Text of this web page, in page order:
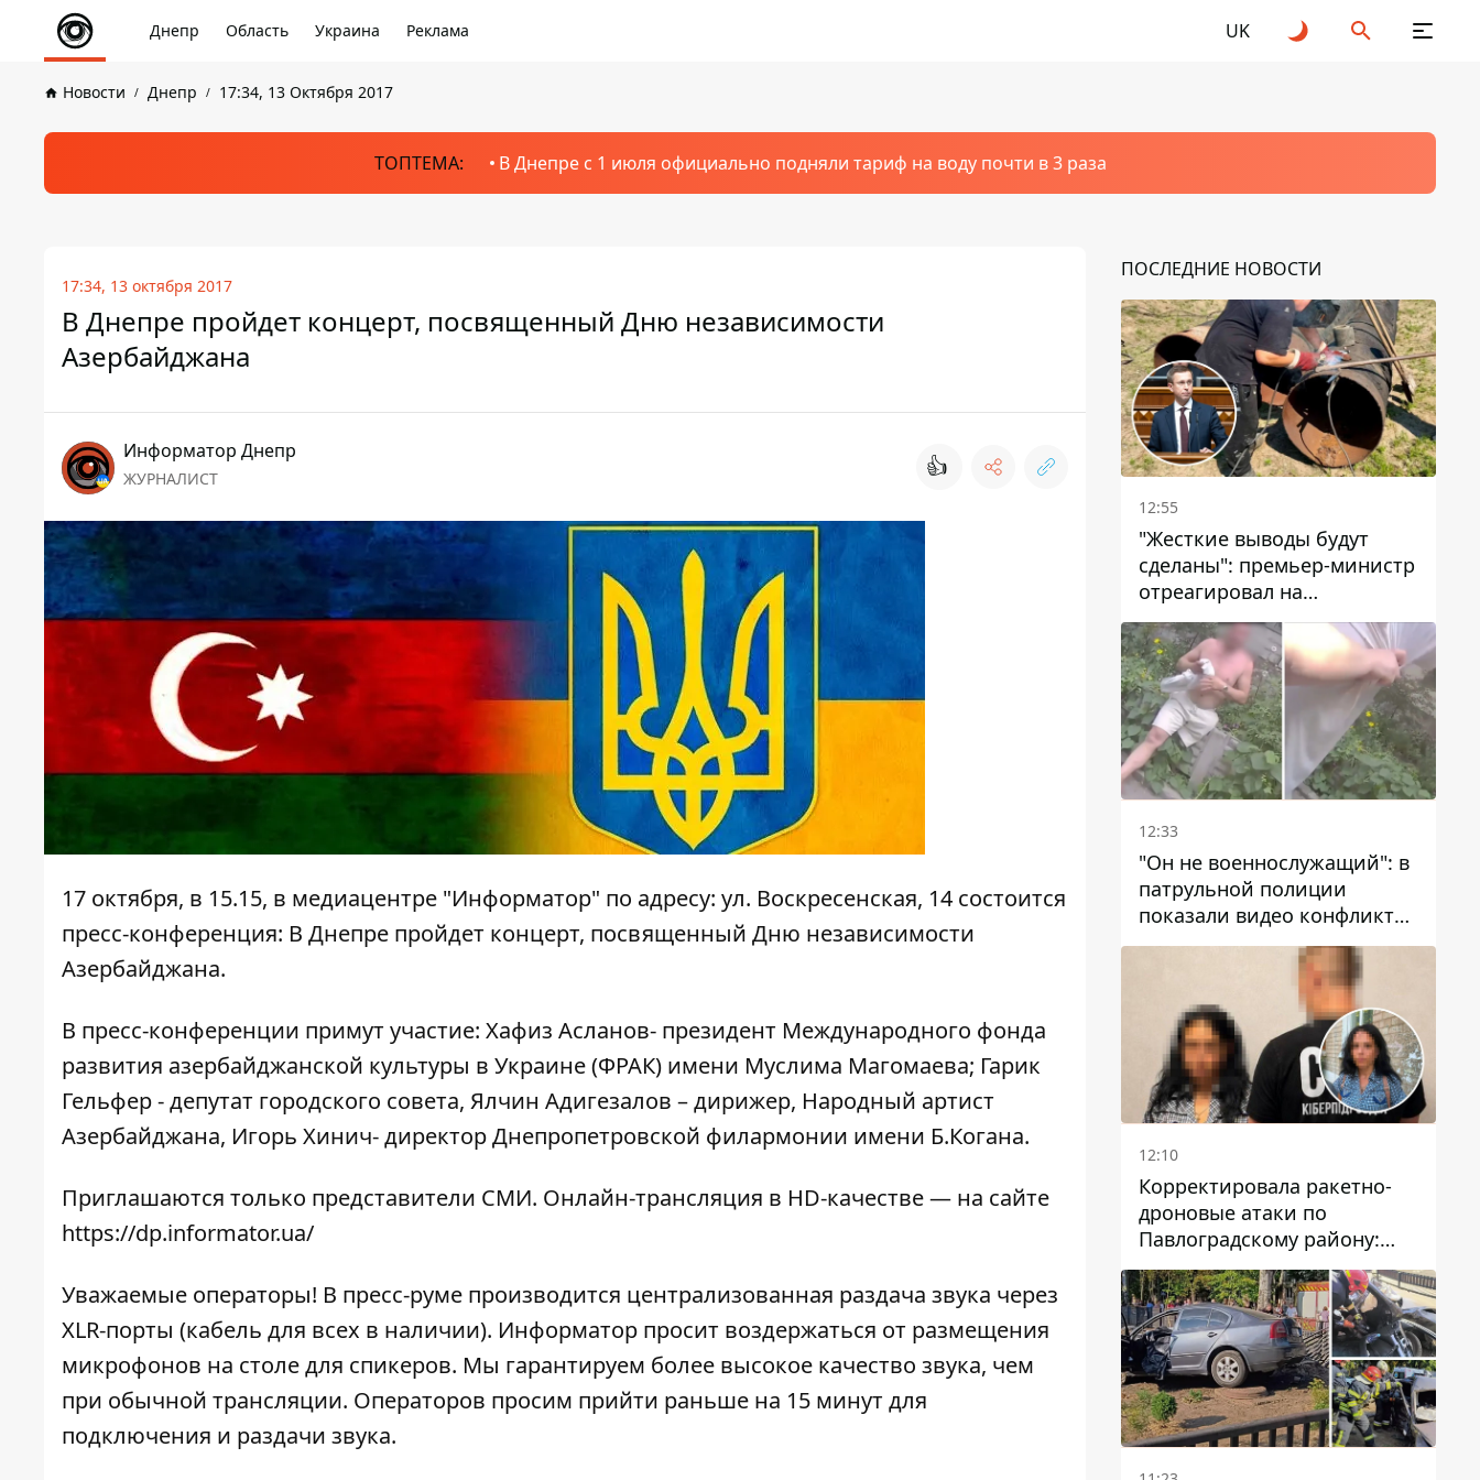
Днепр Область Украина Реклама UK
Новости Днепр 17:34, 13 Октября 2017
ТОПТЕМА: В Днепре с 1 июля официально подняли тариф на воду почти в 3 раза
17:34, 13 октября 2017
В Днепре пройдет концерт, посвященный Дню независимости
Азербайджана
Информатор Днепр
ЖУРНАЛИСТ 👍
17 октября, в 15.15, в медиацентре "Информатор" по адресу: ул. Воскресенская, 14 состоится
пресс-конференция: В Днепре пройдет концерт, посвященный Дню независимости
Азербайджана.
В пресс-конференции примут участие: Хафиз Асланов- президент Международного фонда
развития азербайджанской культуры в Украине (ФРАК) имени Муслима Магомаева; Гарик
Гельфер - депутат городского совета, Ялчин Адигезалов – дирижер, Народный артист
Азербайджана, Игорь Хинич- директор Днепропетровской филармонии имени Б.Когана.
Приглашаются только представители СМИ. Онлайн-трансляция в HD-качестве — на сайте
https://dp.informator.ua/
Уважаемые операторы! В пресс-руме производится централизованная раздача звука через
XLR-порты (кабель для всех в наличии). Информатор просит воздержаться от размещения
микрофонов на столе для спикеров. Мы гарантируем более высокое качество звука, чем
при обычной трансляции. Операторов просим прийти раньше на 15 минут для
подключения и раздачи звука.
ПОСЛЕДНИЕ НОВОСТИ
12:55
"Жесткие выводы будут
сделаны": премьер-министр
отреагировал на
несколькодневное
отсутствие воды в Марганце
12:33
"Он не военнослужащий": в
патрульной полиции
показали видео конфликта
с мужчиной без ноги на
проспекте Поля в Днепре
12:10
Корректировала ракетно-
дроновые атаки по
Павлоградскому району:
задержали вражескую
агентку